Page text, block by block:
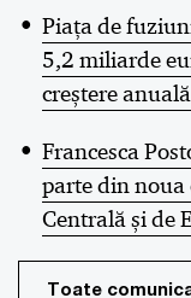
Piața de
5,2 miliarde
creștere
Francesca
parte din noua
Centrală și de
Toate